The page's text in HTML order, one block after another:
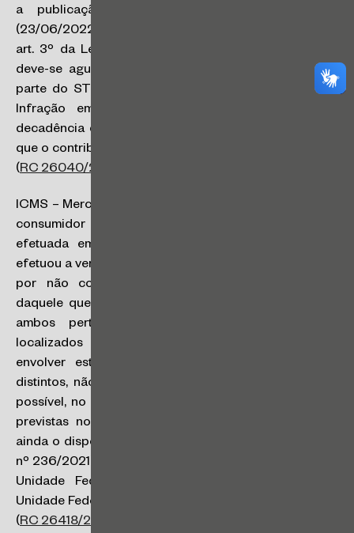
a publicação da Lei Complementar 194/2022
(23/06/2022) e a suspensão dos efeitos do inciso X do
art. 3º da Lei Complementar 87/1996 (09/02/2023),
deve-se aguardar a decisão definitiva de mérito por
parte do STF, sendo possível a lavratura de Auto de
Infração em momento oportuno para prevenir a
decadência do lançamento do imposto nos casos em
que o contribuinte não tenha efetuado tal recolhimento
(RC 26040/2022
ICMS – Mercadoria vendida de forma não presencial a
consumidor final não contribuinte – Devolução
efetuada em estabelecimento diverso daquele que
efetuou a venda – Nota Fiscal: É permitida a devolução,
por não contribuinte, em estabelecimento diverso
daquele que efetuou a aquisição original, desde que
ambos pertençam ao mesmo titular e estejam
localizados em território paulista. Se a devolução
envolver estabelecimentos localizados em Estados
distintos, não será cabível o crédito do ICMS, sendo
possível, no entanto, adotar as obrigações acessórias
previstas no Ajuste SINIEF nº 14/2022, observando
ainda o disposto na cláusula sexta do Convênio ICMS
nº 236/2021, segundo a qual o contribuinte situado em
Unidade Federada diversa deve estar inscrito na
Unidade Federada do ponto de retirada da mercadoria
(RC 26418/2022